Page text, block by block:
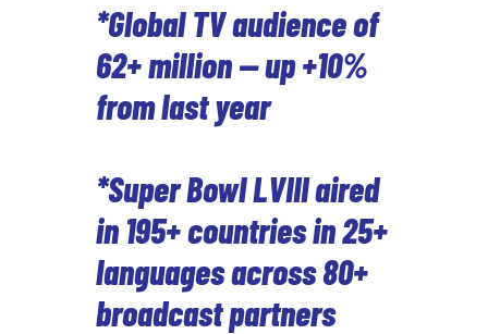
*Global TV audience of
62+ million — up +10%
from last year
*Super Bowl LVIII aired
in 195+ countries in 25+
languages across 80+
broadcast partners